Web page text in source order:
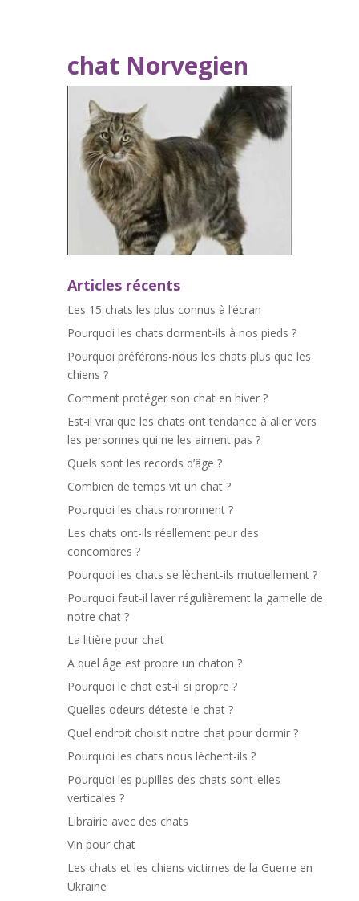
chat Norvegien
Articles récents
Les 15 chats les plus connus à l’écran
Pourquoi les chats dorment-ils à nos pieds ?
Pourquoi préférons-nous les chats plus que les
chiens ?
Comment protéger son chat en hiver ?
Est-il vrai que les chats ont tendance à aller vers
les personnes qui ne les aiment pas ?
Quels sont les records d’âge ?
Combien de temps vit un chat ?
Pourquoi les chats ronronnent ?
Les chats ont-ils réellement peur des
concombres ?
Pourquoi les chats se lèchent-ils mutuellement ?
Pourquoi faut-il laver régulièrement la gamelle de
notre chat ?
La litière pour chat
A quel âge est propre un chaton ?
Pourquoi le chat est-il si propre ?
Quelles odeurs déteste le chat ?
Quel endroit choisit notre chat pour dormir ?
Pourquoi les chats nous lèchent-ils ?
Pourquoi les pupilles des chats sont-elles
verticales ?
Librairie avec des chats
Vin pour chat
Les chats et les chiens victimes de la Guerre en
Ukraine